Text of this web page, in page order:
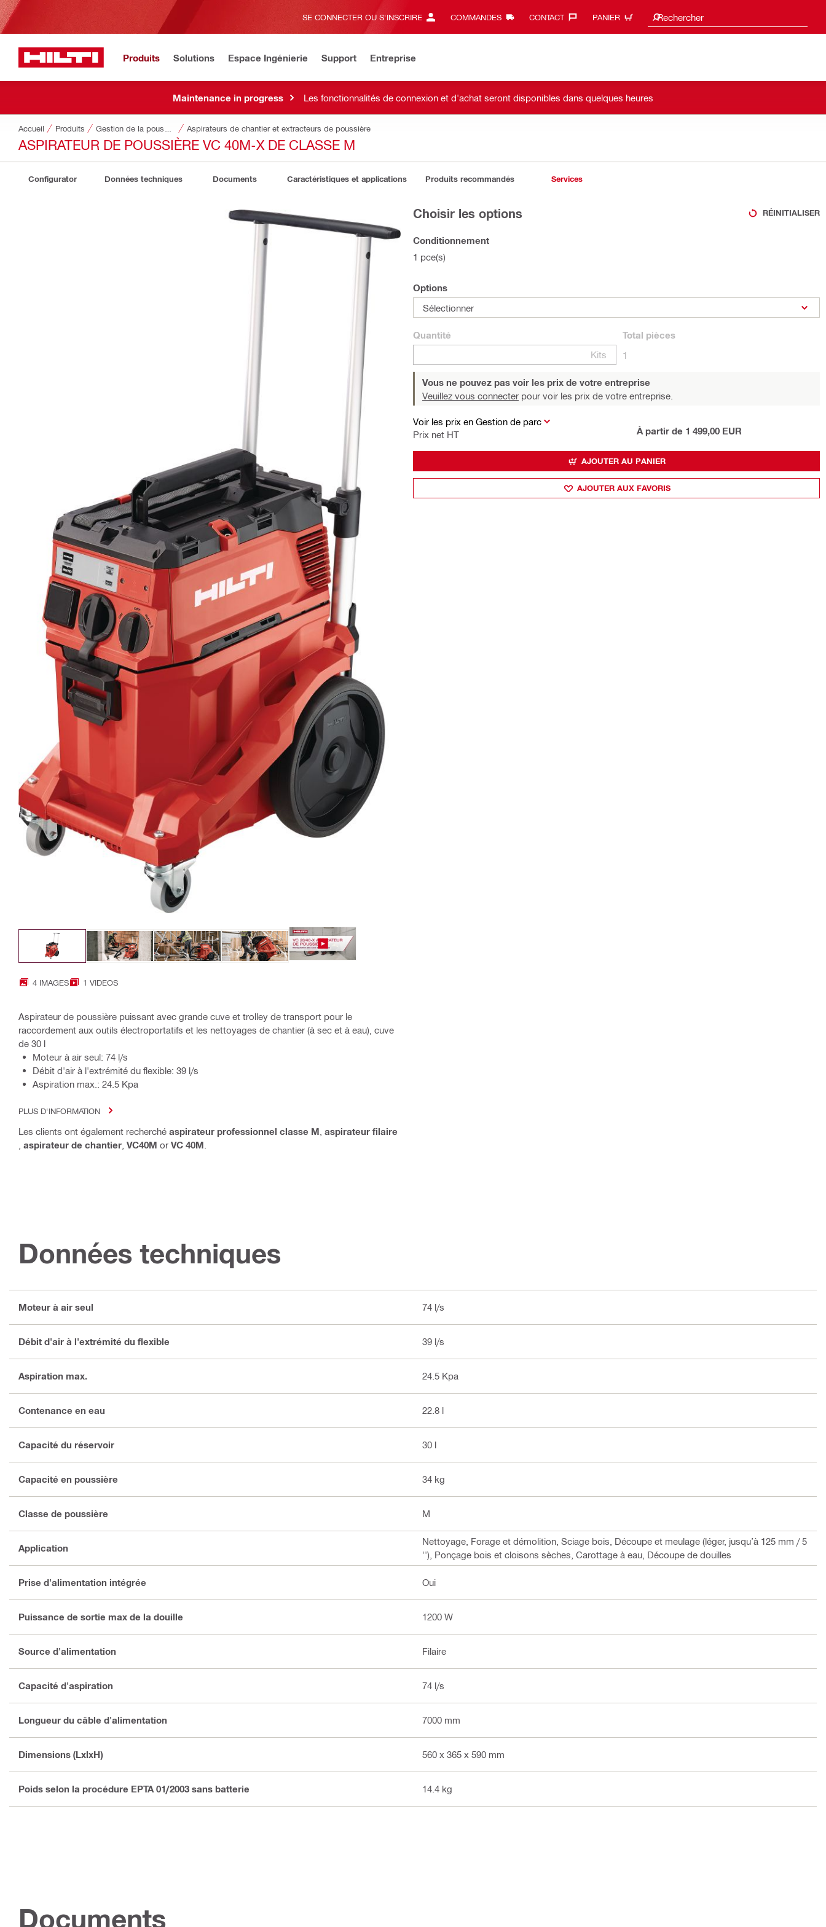
SE CONNECTER OU S'INSCRIRE COMMANDES CONTACT‎ PANIER Rechercher
Search suggestions
Produits Solutions Espace Ingénierie Support Entreprise
Maintenance in progress Les fonctionnalités de connexion et d'achat seront disponibles dans quelques heures
Accueil Produits Aspirateurs de chantier et extracteurs de poussière
ASPIRATEUR DE POUSSIÈRE VC 40M-X DE CLASSE M
Configurator Données techniques Documents Caractéristiques et applications Produits recommandés Services
4 IMAGES 1 VIDEOS
Aspirateur de poussière puissant avec grande cuve et trolley de transport pour le
raccordement aux outils électroportatifs et les nettoyages de chantier (à sec et à eau), cuve
de 30 l
Moteur à air seul: 74 l/s
Débit d'air à l'extrémité du flexible: 39 l/s
Aspiration max.: 24.5 Kpa
PLUS D'INFORMATION
Les clients ont également recherché aspirateur professionnel classe M aspirateur filaire
aspirateur de chantier VC40M or VC 40M
Choisir les options RÉINITIALISER
Conditionnement
1 pce(s)
Options
Sélectionner
Quantité
Kits
Total pièces
1
Vous ne pouvez pas voir les prix de votre entreprise
Veuillez vous connecter pour voir les prix de votre entreprise.
Voir les prix en Gestion de parc
Prix net HT
À partir de 1 499,00 EUR
AJOUTER AU PANIER
AJOUTER AUX FAVORIS
Données techniques
Moteur à air seul 74 l/s
Débit d'air à l'extrémité du flexible 39 l/s
Aspiration max. 24.5 Kpa
Contenance en eau 22.8 l
Capacité du réservoir 30 l
Capacité en poussière 34 kg
Classe de poussière M
Application
Nettoyage, Forage et démolition, Sciage bois, Découpe et meulage (léger, jusqu’à 125 mm / 5
''), Ponçage bois et cloisons sèches, Carottage à eau, Découpe de douilles
Prise d'alimentation intégrée Oui
Puissance de sortie max de la douille 1200 W
Source d'alimentation Filaire
Capacité d'aspiration 74 l/s
Longueur du câble d'alimentation 7000 mm
Dimensions (LxlxH) 560 x 365 x 590 mm
Poids selon la procédure EPTA 01/2003 sans batterie 14.4 kg
Documents